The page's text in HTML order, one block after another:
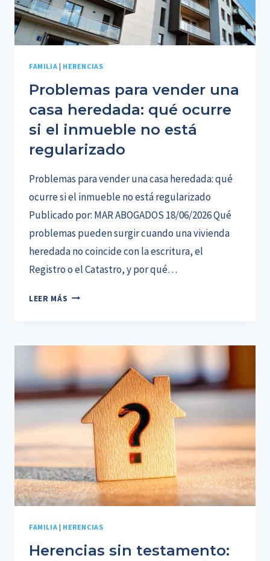
FAMILIA | HERENCIAS
Problemas para vender una
casa heredada: qué ocurre
si el inmueble no está
regularizado
Problemas para vender una casa heredada: qué
ocurre si el inmueble no está regularizado
Publicado por: MAR ABOGADOS 18/06/2026 Qué
problemas pueden surgir cuando una vivienda
heredada no coincide con la escritura, el
Registro o el Catastro, y por qué…
LEER MÁS PROBLEMAS
HEREDADA:
QUÉ
OCURRE
EL
INMUEBLE
ESTÁ
REGULARIZADO
FAMILIA | HERENCIAS
Herencias sin testamento: